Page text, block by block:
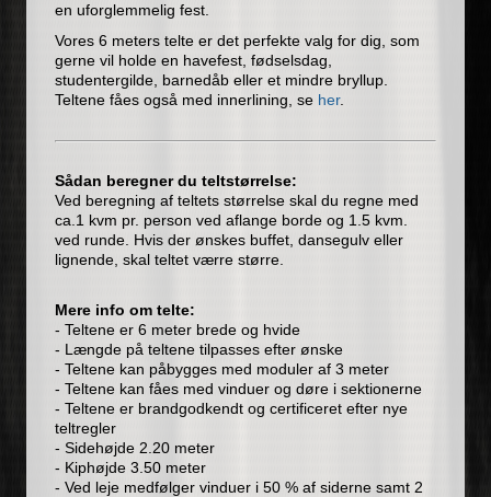
en uforglemmelig fest.
Vores 6 meters telte er det perfekte valg for dig, som
gerne vil holde en havefest, fødselsdag,
studentergilde, barnedåb eller et mindre bryllup.
Teltene fåes også med innerlining, se her.
Sådan beregner du teltstørrelse:
Ved beregning af teltets størrelse skal du regne med
ca.1 kvm pr. person ved aflange borde og 1.5 kvm.
ved runde. Hvis der ønskes buffet, dansegulv eller
lignende, skal teltet værre større.
Mere info om telte:
- Teltene er 6 meter brede og hvide
- Længde på teltene tilpasses efter ønske
- Teltene kan påbygges med moduler af 3 meter
- Teltene kan fåes med vinduer og døre i sektionerne
- Teltene er brandgodkendt og certificeret efter nye
teltregler
- Sidehøjde 2.20 meter
- Kiphøjde 3.50 meter
- Ved leje medfølger vinduer i 50 % af siderne samt 2